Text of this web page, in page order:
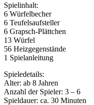
Spielinhalt:
6 Würfelbecher
6 Teufelsaufsteller
6 Grapsch-Plättchen
13 Würfel
56 Heizgegenstände
1 Spielanleitung
Spieledetails:
Alter: ab 8 Jahren
Anzahl der Spieler: 3 – 6
Spieldauer: ca. 30 Minuten